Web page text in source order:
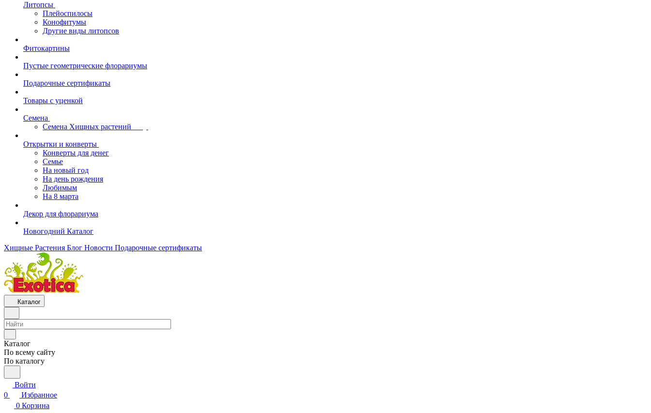
Литопсы
Плейоспилосы
Конофитумы
Другие виды литопсов
Фитокартины
Пустые геометрические флорариумы
Подарочные сертификаты
Товары с уценкой
Семена
Семена Хищных растений
Открытки и конверты
Конверты для денег
Семье
На новый год
На день рождения
Любимым
На 8 марта
Декор для флорариума
Новогодний Каталог
Хищные Растения Блог Новости Подарочные сертификаты
Каталог
Каталог
По всему сайту
По каталогу
Войти
0
Избранное
0 Корзина